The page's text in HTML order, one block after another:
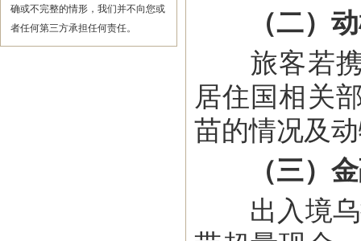
确或不完整的情形，我们并不向您或
者任何第三方承担任何责任。
（二）
旅客若携
居住国相关
苗的情况及
（三）
出入境乌